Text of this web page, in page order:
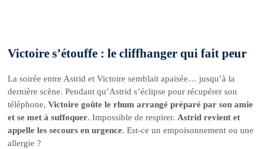
Victoire s’étouffe : le cliffhanger qui fait peur
La soirée entre Astrid et Victoire semblait apaisée… jusqu’à la
dernière scène. Pendant qu’Astrid s’éclipse pour récupérer son
téléphone,Victoire goûte le rhum arrangé préparé par son amie
et se met à suffoquer. Impossible de respirer.Astrid revient et
appelle les secours en urgence. Est-ce un empoisonnement ou une
allergie ?